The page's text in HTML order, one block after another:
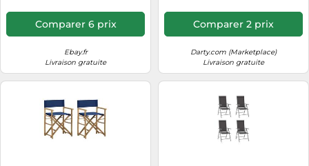
Comparer 6 prix
Ebay.fr
Livraison gratuite
Comparer 2 prix
Darty.com (Marketplace)
Livraison gratuite